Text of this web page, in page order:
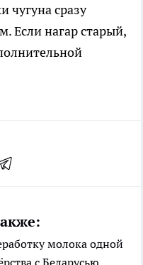
чугуна сразу
Если нагар старый,
молока одной